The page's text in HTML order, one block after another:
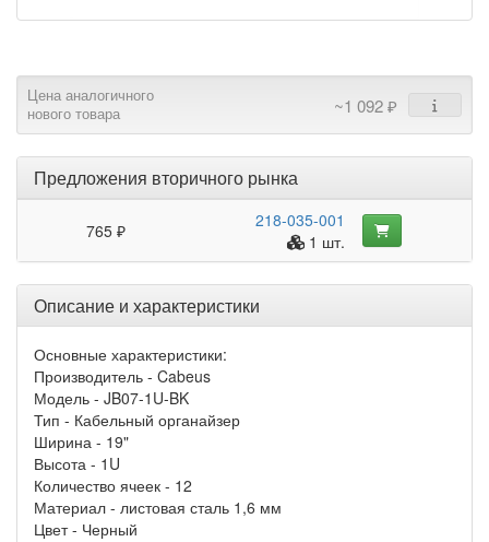
Цена аналогичного
нового товара
~1 092 ₽
Предложения вторичного рынка
765 ₽
218-035-001
1 шт.
Описание и характеристики
Основные характеристики:
Производитель - Cabeus
Модель - JB07-1U-BK
Тип - Кабельный органайзер
Ширина - 19"
Высота - 1U
Количество ячеек - 12
Материал - листовая сталь 1,6 мм
Цвет - Черный